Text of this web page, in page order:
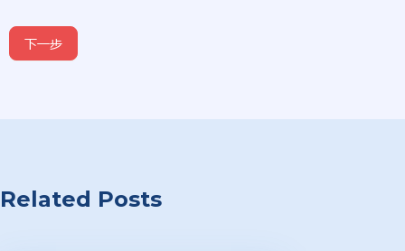
下一步
Related Posts